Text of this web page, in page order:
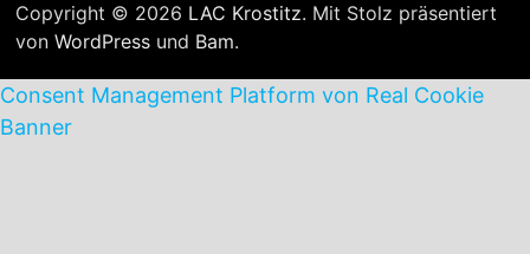
Copyright © 2026 LAC Krostitz. Mit Stolz präsentiert
von WordPressund Bam.
Consent Management Platform von Real Cookie
Banner